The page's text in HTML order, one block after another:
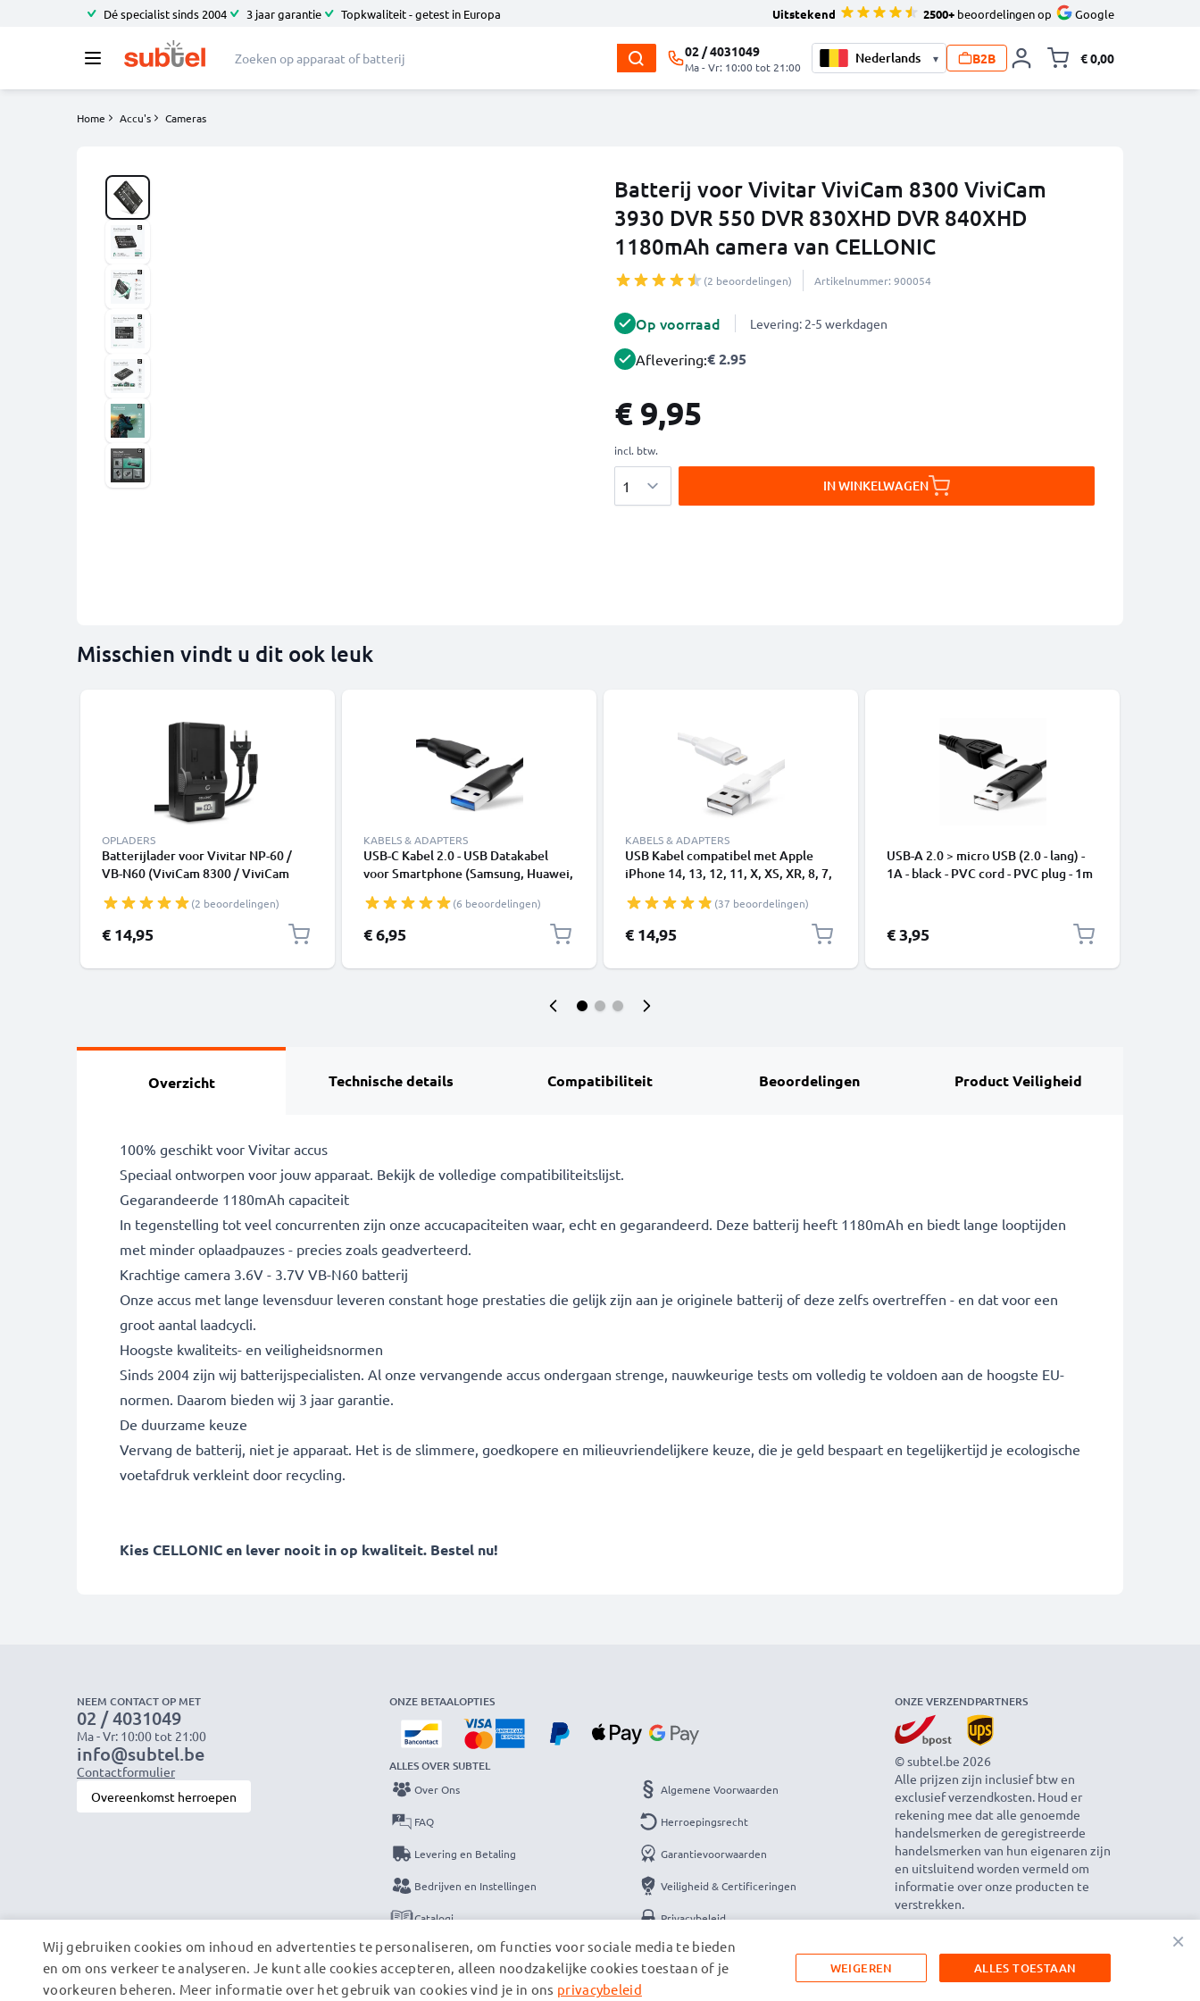
Dé specialist sinds 2004 3 jaar garantie Topkwaliteit - getest in Europa Uitstekend 2500+ beoordelingen op Google
02 / 4031049
Ma - Vr: 10:00 tot 21:00
▾ B2B € 0,00
Home Accu's Cameras
Batterij voor Vivitar ViviCam 8300 ViviCam
3930 DVR 550 DVR 830XHD DVR 840XHD
1180mAh camera van CELLONIC
(2 beoordelingen) Artikelnummer: 900054
Op voorraad Levering: 2-5 werkdagen
Aflevering:€ 2.95
€ 9,95
incl. btw.
IN WINKELWAGEN
Misschien vindt u dit ook leuk
OPLADERS
Batterijlader voor Vivitar NP-60 /
VB-N60 (ViviCam 8300 / ViviCam
Camera Accu's van CELLONIC
(2 beoordelingen)
€ 14,95
KABELS & ADAPTERS
USB-C Kabel 2.0 - USB Datakabel
voor Smartphone (Samsung, Huawei,
Panasonic Lumix, Sony, GoPro) -
1,0m 3A Oplaadkabel USB C Stekker
(6 beoordelingen)
€ 6,95
KABELS & ADAPTERS
USB Kabel compatibel met Apple
iPhone 14, 13, 12, 11, X, XS, XR, 8, 7,
(37 beoordelingen)
€ 14,95
USB-A 2.0 > micro USB (2.0 - lang) -
1A - black - PVC cord - PVC plug - 1m
€ 3,95
Overzicht Technische details Compatibiliteit Beoordelingen Product Veiligheid
100% geschikt voor Vivitar accus
Speciaal ontworpen voor jouw apparaat. Bekijk de volledige compatibiliteitslijst.
Gegarandeerde 1180mAh capaciteit
In tegenstelling tot veel concurrenten zijn onze accucapaciteiten waar, echt en gegarandeerd. Deze batterij heeft 1180mAh en biedt lange looptijden
met minder oplaadpauzes - precies zoals geadverteerd.
Krachtige camera 3.6V - 3.7V VB-N60 batterij
Onze accus met lange levensduur leveren constant hoge prestaties die gelijk zijn aan je originele batterij of deze zelfs overtreffen - en dat voor een
groot aantal laadcycli.
Hoogste kwaliteits- en veiligheidsnormen
Sinds 2004 zijn wij batterijspecialisten. Al onze vervangende accus ondergaan strenge, nauwkeurige tests om volledig te voldoen aan de hoogste EU-
normen. Daarom bieden wij 3 jaar garantie.
De duurzame keuze
Vervang de batterij, niet je apparaat. Het is de slimmere, goedkopere en milieuvriendelijkere keuze, die je geld bespaart en tegelijkertijd je ecologische
voetafdruk verkleint door recycling.
Kies CELLONIC en lever nooit in op kwaliteit. Bestel nu!
NEEM CONTACT OP MET
02 / 4031049
Ma - Vr: 10:00 tot 21:00
info@subtel.be
Contactformulier
Overeenkomst herroepen
ONZE BETAALOPTIES
ALLES OVER SUBTEL
Over Ons
FAQ
Levering en Betaling
Bedrijven en Instellingen
Catalogi
Contact
Algemene Voorwaarden
Herroepingsrecht
Garantievoorwaarden
Veiligheid & Certificeringen
Privacybeleid
Colofon
ONZE VERZENDPARTNERS
© subtel.be 2026
Alle prijzen zijn inclusief btw en
exclusief verzendkosten. Houd er
rekening mee dat alle genoemde
handelsmerken de geregistreerde
handelsmerken van hun eigenaren zijn
en uitsluitend worden vermeld om
informatie over onze producten te
verstrekken.
×
Wij gebruiken cookies om inhoud en advertenties te personaliseren, om functies voor sociale media te bieden
en om ons verkeer te analyseren. Je kunt alle cookies accepteren, alleen noodzakelijke cookies toestaan of je
voorkeuren beheren. Meer informatie over het gebruik van cookies vind je in ons privacybeleid
ALLES TOESTAAN
WEIGEREN